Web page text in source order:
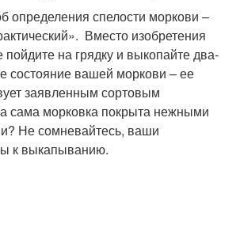
определения спелости моркови –
Вместо изобретения
на грядку и выкопайте два-
состояние вашей моркови – ее
заявленным сортовым
сама морковка покрыта нежными
Не сомневайтесь, ваши
к выкапыванию.